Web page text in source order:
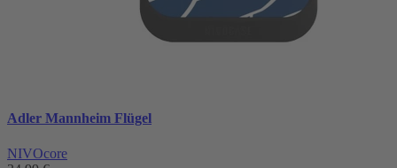
Adler Mannheim Flügel
NIVOcore